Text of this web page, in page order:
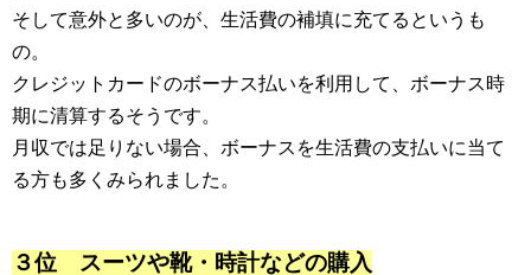
そして意外と多いのが、生活費の補填に充てるというも
の。
クレジットカードのボーナス払いを利用して、ボーナス時
期に清算するそうです。
月収では足りない場合、ボーナスを生活費の支払いに当て
る方も多くみられました。
３位 スーツや靴・時計などの購入